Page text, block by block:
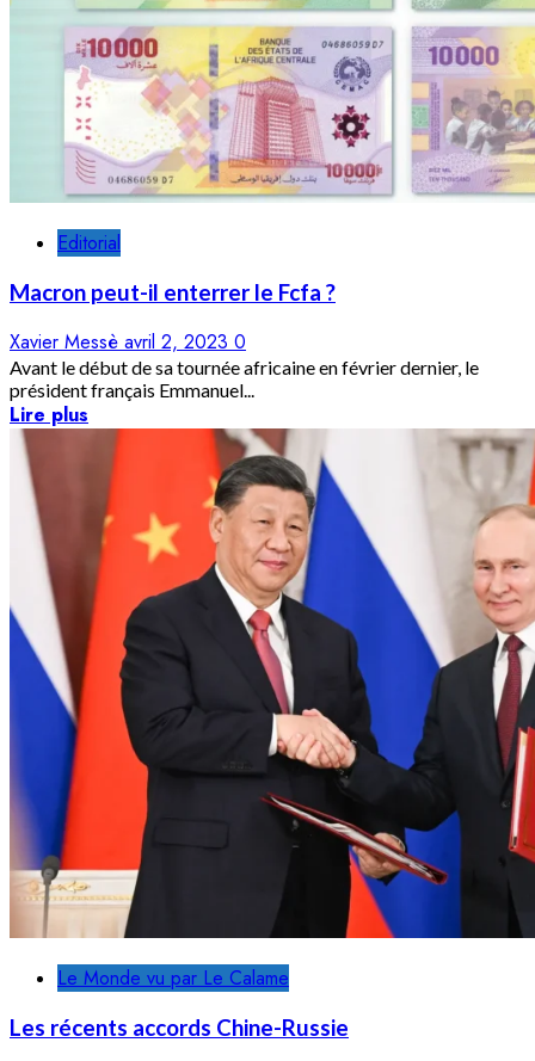
Editorial
Macron peut-il enterrer le Fcfa ?
Xavier Messè avril 2, 2023 0
Avant le début de sa tournée africaine en février dernier, le
président français Emmanuel...
Lire plus
Le Monde vu par Le Calame
Les récents accords Chine-Russie